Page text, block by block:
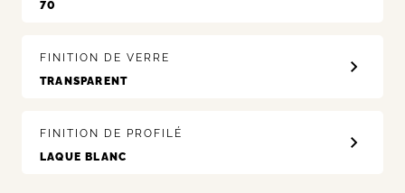
FINITION DE VERRE
FINITION DE PROFILÉ